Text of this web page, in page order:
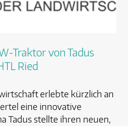
Traktor von Tadus
Ried
erlebte kürzlich an
eine innovative
Tadus stellte ihren neuen,